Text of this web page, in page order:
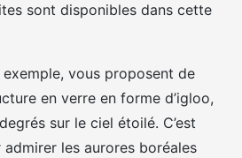
sont disponibles dans cette
vous proposent de
en verre en forme d’igloo,
sur le ciel étoilé. C’est
les aurores boréales